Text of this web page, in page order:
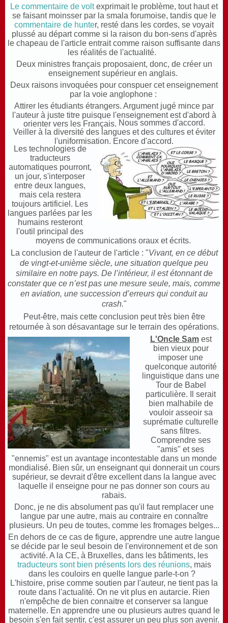
Le commentaire de voltexprimait le problème, tout haut et
se faisant moinsser par la smala forumoise, tandis que le
commentaire de hunter, resté dans les cordes, se voyait
plussé au départ comme si la raison du bon-sens d'après
le chapeau de l'article entrait comme raison suffisante dans
les réalités de l'actualité.
Deux ministres français proposaient, donc, de créer un
enseignement supérieur en anglais.
Deux raisons invoquées pour conspuer cet enseignement
par la voie anglophone :
Attirer les étudiants étrangers. Argument jugé mince par
l'auteur à juste titre puisque l'enseignement est d'abord à
orienter vers les Français.
Nous sommes d'accord.
Veiller à la diversité des langues et des cultures et éviter
l'uniformisation. Encore d'accord.
Les technologies de
traducteurs
automatiques pourront,
un jour, s'interposer
entre deux langues,
mais cela restera
toujours artificiel. Les
langues parlées par les
humains resteront
l'outil principal des
moyens de communications oraux et écrits.
La conclusion de l'auteur de l'article : "Vivant, en ce début
de vingt-et-unième siècle, une situation quelque peu
similaire en notre pays. De l’intérieur, il est étonnant de
constater que ce n’est pas une mesure seule, mais, comme
en aviation, une succession d’erreurs qui conduit au
crash."
Peut-être, mais cette conclusion peut très bien être
retournée à son désavantage sur le terrain des opérations.
L'Oncle Samest
bien vieux pour
imposer une
quelconque autorité
linguistique dans une
Tour de Babel
particulière. Il serait
bien malhabile de
vouloir asseoir sa
suprématie culturelle
sans filtres.
Comprendre ses
"amis" et ses
"ennemis" est un avantage incontestable dans un monde
mondialisé. Bien sûr, un enseignant qui donnerait un cours
supérieur, se devrait d'être excellent dans la langue avec
laquelle il enseigne pour ne pas donner son cours au
rabais.
Donc, je ne dis absolument pas qu'il faut remplacer une
langue par une autre, mais au contraire en connaître
plusieurs. Un peu de toutes, comme les fromages belges...
En dehors de ce cas de figure, apprendre une autre langue
se décide par le seul besoin de l'environnement et de son
activité. A la CE, à Bruxelles, dans les bâtiments, les
traducteurs sont bien présents lors des réunions, mais
dans les couloirs en quelle langue parle-t-on ?
L'histoire, prise comme soutien par l'auteur, ne tient pas la
route dans l'actualité. On ne vit plus en autarcie. Rien
n'empêche de bien connaitre et conserver sa langue
maternelle. En apprendre une ou plusieurs autres quand le
besoin s'en fait sentir, c'est assurer un peu plus son avenir.